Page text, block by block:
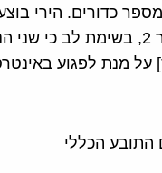
ועל פי בקשת נאשם מספר 2,
מנת לפגוע